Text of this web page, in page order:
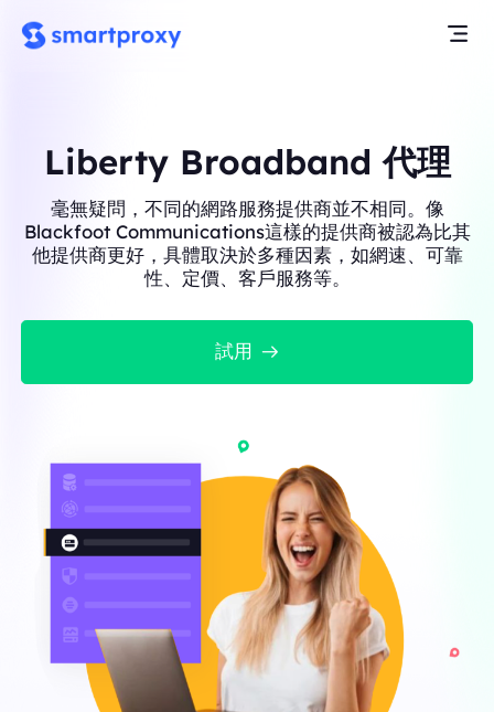
Liberty Broadband 代理
毫無疑問，不同的網路服務提供商並不相同。像
Blackfoot Communications這樣的提供商被認為比其
他提供商更好，具體取決於多種因素，如網速、可靠
性、定價、客戶服務等。
試用